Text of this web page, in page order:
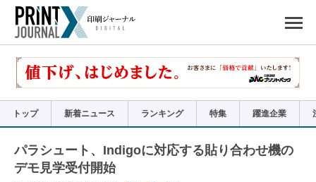
で
リ
トップ 新着ニュース ランキング 特集 躍進企業
パラシュート、Indigoに対応する貼り合わせ機の
デモ見学受付開始